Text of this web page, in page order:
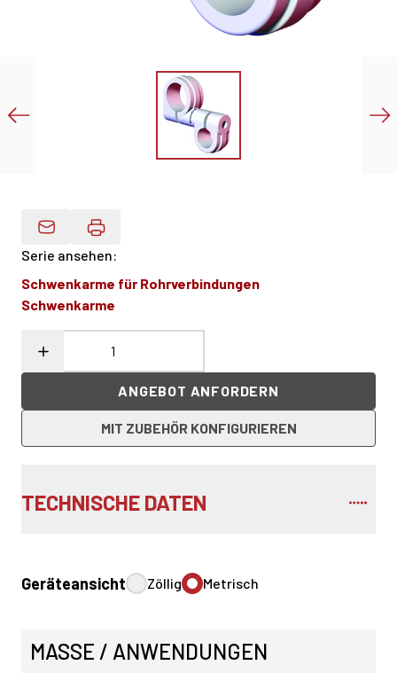
Produktdaten Per E-Mail
Serie ansehen:
Schwenkarme für Rohrverbindungen
Schwenkarme
ANGEBOT ANFORDERN
MIT ZUBEHÖR KONFIGURIEREN
TECHNISCHE DATEN
Geräteansicht Zöllig Metrisch
MASSE / ANWENDUNGEN